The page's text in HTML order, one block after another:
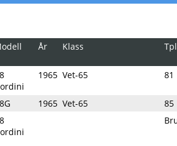
År Klass Tpl
1965 Vet-65 81
1965 Vet-65 85